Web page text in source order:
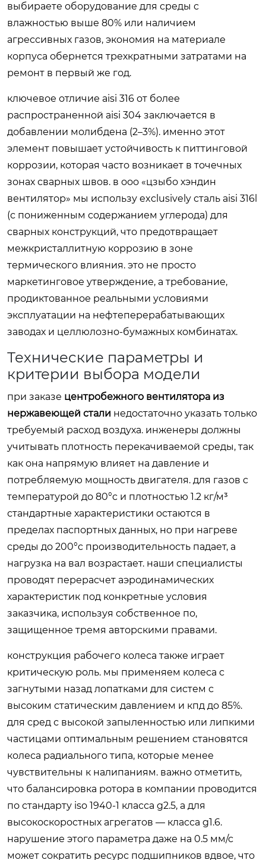
выбираете оборудование для среды с
влажностью выше 80% или наличием
агрессивных газов, экономия на материале
корпуса обернется трехкратными затратами на
ремонт в первый же год.
ключевое отличие aisi 316 от более
распространенной aisi 304 заключается в
добавлении молибдена (2–3%). именно этот
элемент повышает устойчивость к питтинговой
коррозии, которая часто возникает в точечных
зонах сварных швов. в ооо «цзыбо хэндин
вентилятор» мы использу exclusively сталь aisi 316l
(с пониженным содержанием углерода) для
сварных конструкций, что предотвращает
межкристаллитную коррозию в зоне
термического влияния. это не просто
маркетинговое утверждение, а требование,
продиктованное реальными условиями
эксплуатации на нефтеперерабатывающих
заводах и целлюлозно-бумажных комбинатах.
Технические параметры и
критерии выбора модели
при заказе центробежного вентилятора из
нержавеющей стали недостаточно указать только
требуемый расход воздуха. инженеры должны
учитывать плотность перекачиваемой среды, так
как она напрямую влияет на давление и
потребляемую мощность двигателя. для газов с
температурой до 80°c и плотностью 1.2 кг/м³
стандартные характеристики остаются в
пределах паспортных данных, но при нагреве
среды до 200°c производительность падает, а
нагрузка на вал возрастает. наши специалисты
проводят перерасчет аэродинамических
характеристик под конкретные условия
заказчика, используя собственное по,
защищенное тремя авторскими правами.
конструкция рабочего колеса также играет
критическую роль. мы применяем колеса с
загнутыми назад лопатками для систем с
высоким статическим давлением и кпд до 85%.
для сред с высокой запыленностью или липкими
частицами оптимальным решением становятся
колеса радиального типа, которые менее
чувствительны к налипаниям. важно отметить,
что балансировка ротора в компании проводится
по стандарту iso 1940-1 класса g2.5, а для
высокоскоростных агрегатов — класса g1.6.
нарушение этого параметра даже на 0.5 мм/с
может сократить ресурс подшипников вдвое, что